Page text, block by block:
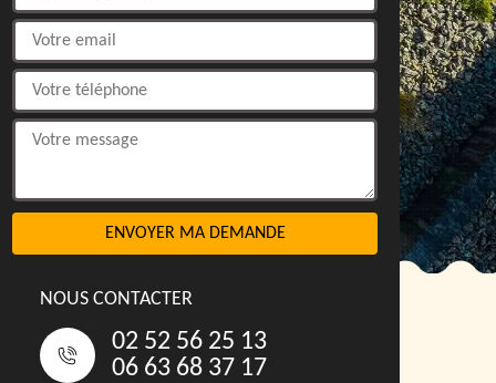
NOUS CONTACTER
02 52 56 25 13
06 63 68 37 17